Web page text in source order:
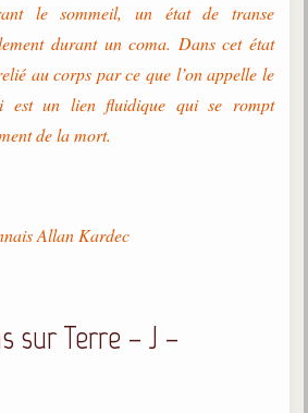
le sommeil, un état de transe
durant un coma. Dans cet état
au corps par ce que l’on appelle le
est un lien fluidique qui se rompt
de la mort.
Allan Kardec
sur Terre – J –